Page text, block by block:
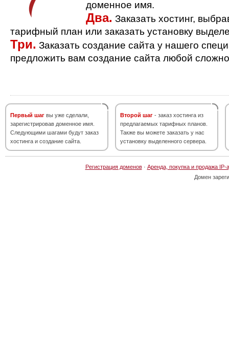
доменное имя.
Два. Заказать хостинг,
тарифный план или заказать установку
Три. Заказать создание сайта у нашего
предложить вам создание сайта любой
Первый шаг вы уже сделали,
зарегистрировав доменное имя.
Следующими шагами будут заказ
хостинга и создание сайта.
Второй шаг - заказ хостинга из
предлагаемых тарифных планов.
Также вы можете заказать у нас
установку выделенного сервера.
Регистрация доменов· Аренда, покупка и продажа IP-
Домен